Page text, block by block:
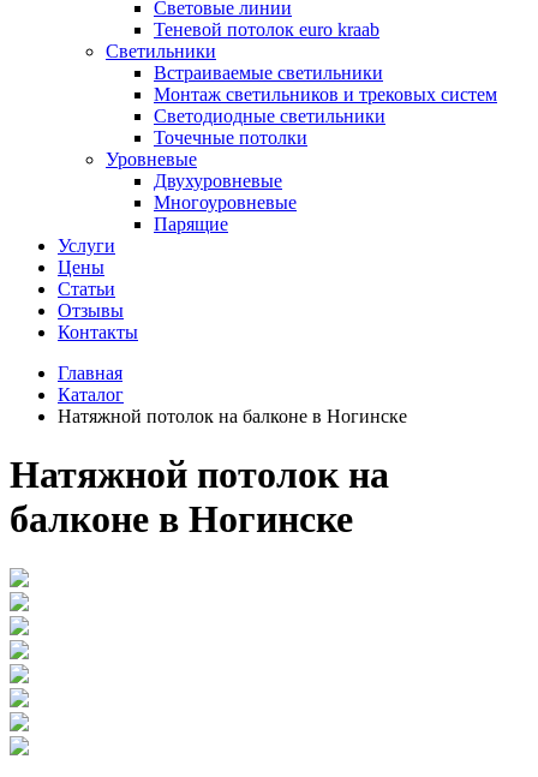
Световые линии
Теневой потолок euro kraab
Светильники
Встраиваемые светильники
Монтаж светильников и трековых систем
Светодиодные светильники
Точечные потолки
Уровневые
Двухуровневые
Многоуровневые
Парящие
Услуги
Цены
Статьи
Отзывы
Контакты
Главная
Каталог
Натяжной потолок на балконе в Ногинске
Натяжной потолок на
балконе в Ногинске